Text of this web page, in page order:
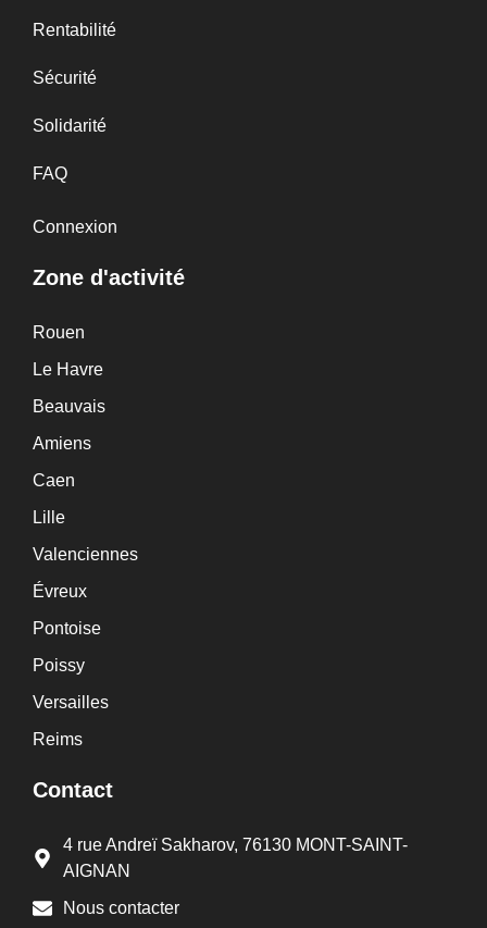
Rentabilité
Sécurité
Solidarité
FAQ
Connexion
Zone d'activité
Rouen
Le Havre
Beauvais
Amiens
Caen
Lille
Valenciennes
Évreux
Pontoise
Poissy
Versailles
Reims
Contact
4 rue Andreï Sakharov, 76130 MONT-SAINT-
AIGNAN
Nous contacter